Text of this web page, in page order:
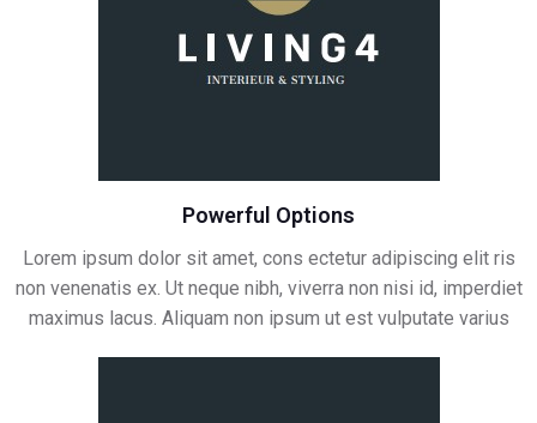
Powerful Options
Lorem ipsum dolor sit amet, cons ectetur adipiscing elit ris
non venenatis ex. Ut neque nibh, viverra non nisi id, imperdiet
maximus lacus. Aliquam non ipsum ut est vulputate varius